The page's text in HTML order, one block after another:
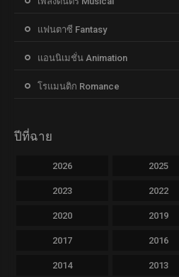
แฟนตาซี Fantasy
แอนนิเมชั่น Animation
โรแมนติก Romance
ปีที่ฉาย
2026 2025
2023 2022
2020 2019
2017 2016
2014 2013